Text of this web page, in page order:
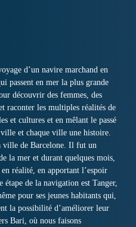
d’un navire marchand en
passent en mer la plus grande
découvrir des femmes, des
raconter les multiples réalités de
et cultures et en mêlant le passé
et chaque ville une histoire.
ville de Barcelone. Il fut un
la mer et durant quelques mois,
réalité, en apportant l’espoir
de la navigation est Tanger,
pour ses jeunes habitants qui,
la possibilité d’améliorer leur
Bari, où nous faisons